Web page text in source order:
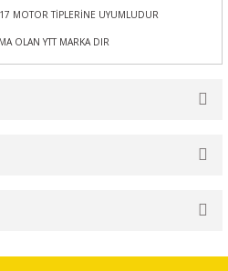
MOTOR TİPLERİNE UYUMLUDUR
OLAN YTT MARKA DIR
açıklamalarında ve diğer